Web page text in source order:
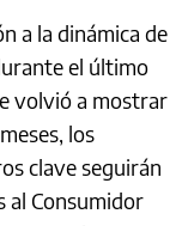
a la dinámica de
el último
volvió a mostrar
los
clave seguirán
al Consumidor